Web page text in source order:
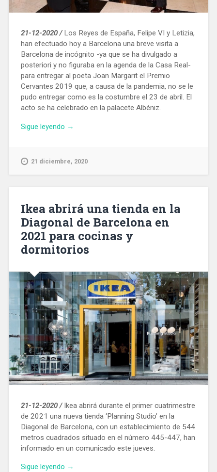
21-12-2020 /Los Reyes de España, Felipe VI y Letizia,
han efectuado hoy a Barcelona una breve visita a
Barcelona de incógnito -ya que se ha divulgado a
posteriori y no figuraba en la agenda de la Casa Real-
para entregar al poeta Joan Margarit el Premio
Cervantes 2019 que, a causa de la pandemia, no se le
pudo entregar como es la costumbre el 23 de abril. El
acto se ha celebrado en la palacete Albéniz.
Sigue leyendo «Viaje
Felipe
entregar
a
Joan
Margarit
el
Cervantes»
→
21 diciembre, 2020
Ikea abrirá una tienda en la
Diagonal de Barcelona en
2021 para cocinas y
dormitorios
21-12-2020 /Ikea abrirá durante el primer cuatrimestre
de 2021 una nueva tienda ‘Planning Studio’ en la
Diagonal de Barcelona, con un establecimiento de 544
metros cuadrados situado en el número 445-447, han
informado en un comunicado este jueves.
Sigue leyendo «Ikea
→